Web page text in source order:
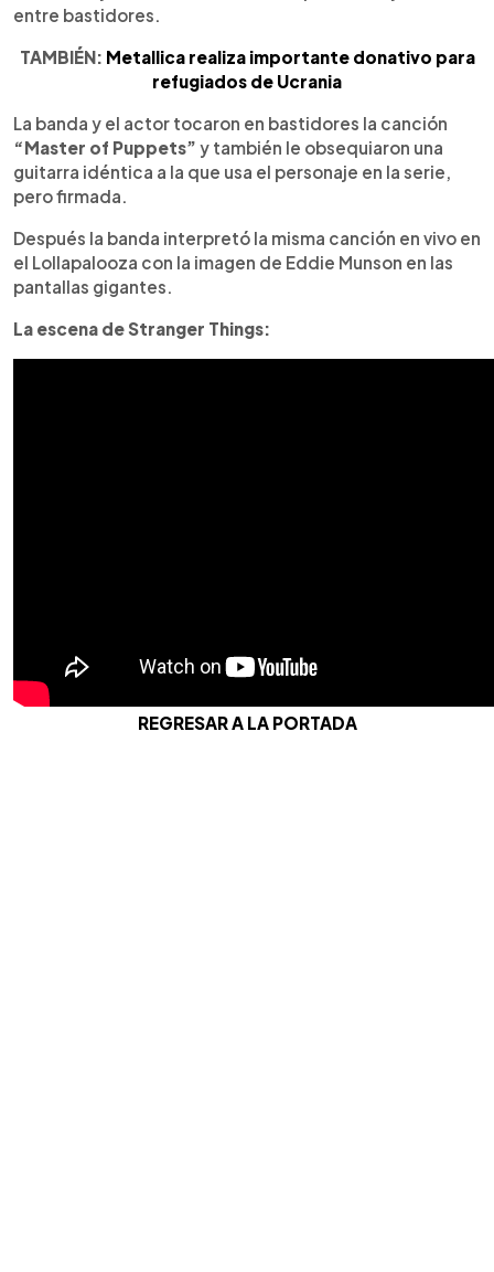
entre bastidores.
TAMBIÉN: Metallica realiza importante donativo para
refugiados de Ucrania
La banda y el actor tocaron en bastidores la canción
“Master of Puppets” y también le obsequiaron una
guitarra idéntica a la que usa el personaje en la serie,
pero firmada.
Después la banda interpretó la misma canción en vivo en
el Lollapalooza con la imagen de Eddie Munson en las
pantallas gigantes.
La escena de Stranger Things:
REGRESAR A LA PORTADA